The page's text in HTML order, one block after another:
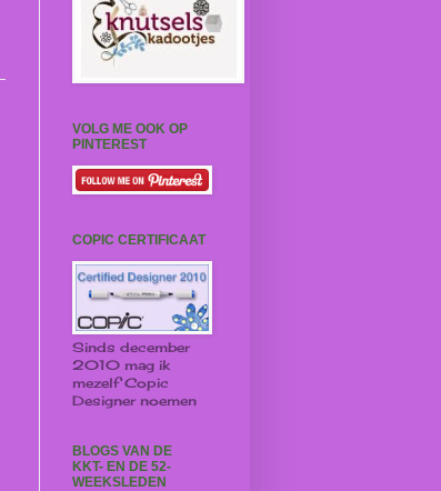
VOLG ME OOK OP
PINTEREST
COPIC CERTIFICAAT
Sinds december
2010 mag ik
mezelf Copic
Designer noemen
BLOGS VAN DE
KKT- EN DE 52-
WEEKSLEDEN